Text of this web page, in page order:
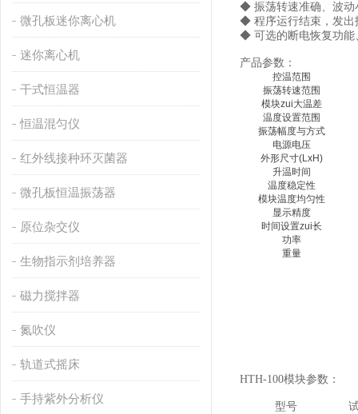
微孔板迷你离心机
迷你离心机
干式恒温器
恒温混匀仪
红外线接种环灭菌器
微孔板恒温振荡器
原位杂交仪
生物指示剂培养器
磁力搅拌器
氮吹仪
轨道式摇床
手持紫外分析仪
◆ 振荡转速准确、波动
◆ 程序运行结束，发出
◆ 可选的断电恢复功能
产品参数：
控温范围
振荡转速范围
模块zui大温差
温度设置范围
振荡幅度与方式
电源电压
外形尺寸(LxH)
升温时间
温度稳定性
模块温度均匀性
显示精度
时间设置zui长
功率
重量
HTH-100模块参数：
型号 试